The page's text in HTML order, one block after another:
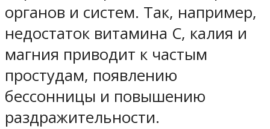
органов и систем. Так, например,
недостаток витамина С, калия и
магния приводит к частым
простудам, появлению
бессонницы и повышению
раздражительности.